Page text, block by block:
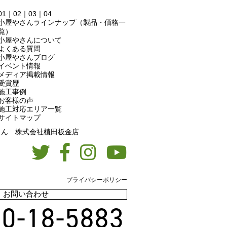
｜ 02 ｜ 03 ｜ 04
屋やさんラインナップ（製品・価格一
）
屋やさんについて
くある質問
屋やさんブログ
ベント情報
ディア掲載情報
賞歴
工事例
客様の声
工対応エリア一覧
イトマップ
株式会社植田板金店
プライバシーポリシー
お問い合わせ
18-5883